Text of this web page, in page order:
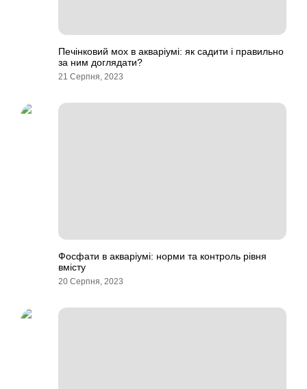
Печінковий мох в акваріумі: як садити і правильно
за ним доглядати?
21 Серпня, 2023
Фосфати в акваріумі: норми та контроль рівня
вмісту
20 Серпня, 2023